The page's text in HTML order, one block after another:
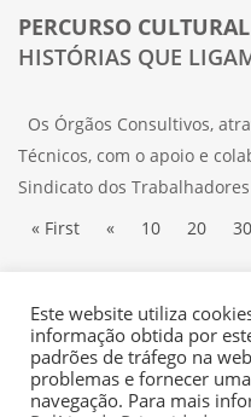
PERCURSO CULTURAL
HISTÓRIAS QUE
Os Órgãos Consultivos,
Técnicos, com o apoio e
Sindicato dos
vão promover, no próximo
« First « 10 20 30
Este website utiliza
informação obtida por
padrões de tráfego na
problemas e fornecer
navegação. Para mais